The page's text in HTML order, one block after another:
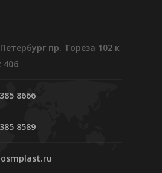
пр. Тореза 102 к
406
8666
8589